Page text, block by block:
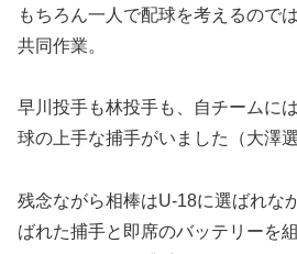
もちろん一人で配球を考えるので
共同作業。
早川投手も林投手も、自チームに
球の上手な捕手がいました（大澤
残念ながら相棒はU-18に選ばれな
ばれた捕手と即席のバッテリーを